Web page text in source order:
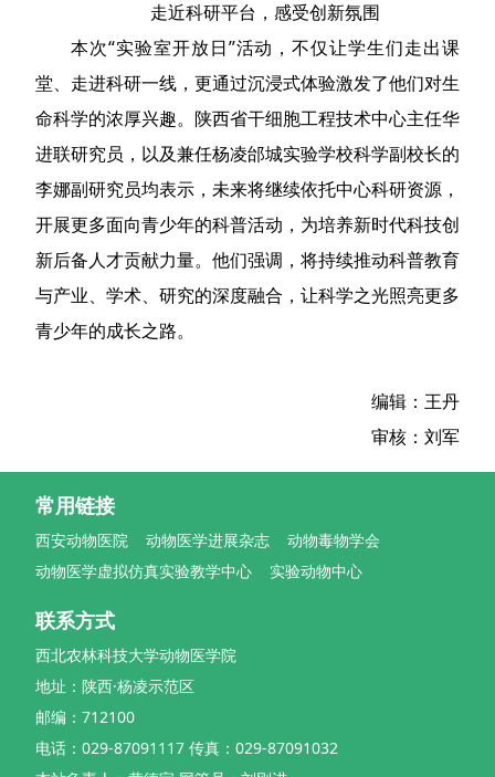
走近科研平台，感受创新氛围
本次“实验室开放日”活动，不仅让学生们走出课
堂、走进科研一线，更通过沉浸式体验激发了他们对生
命科学的浓厚兴趣。陕西省干细胞工程技术中心主任华
进联研究员，以及兼任杨凌邰城实验学校科学副校长的
李娜副研究员均表示，未来将继续依托中心科研资源，
开展更多面向青少年的科普活动，为培养新时代科技创
新后备人才贡献力量。他们强调，将持续推动科普教育
与产业、学术、研究的深度融合，让科学之光照亮更多
青少年的成长之路。
编辑：王丹
审核：刘军
常用链接
西安动物医院 动物医学进展杂志
动物毒物学会
动物医学虚拟仿真实验教学中心
实验动物中心
联系方式
西北农林科技大学动物医学院
地址：陕西·杨凌示范区
邮编：712100
电话：029-87091117 传真：029-87091032